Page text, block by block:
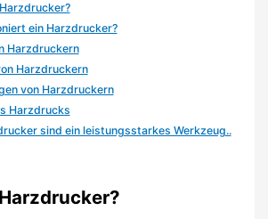
ein Harzdrucker?
Harzdruckern
Harzdruckern
von Harzdruckern
Harzdrucks
sind ein leistungsstarkes Werkzeug..